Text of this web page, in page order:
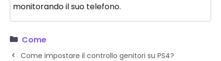
monitorando il suo telefono.
Come
Come impostare il controllo genitori su PS4?